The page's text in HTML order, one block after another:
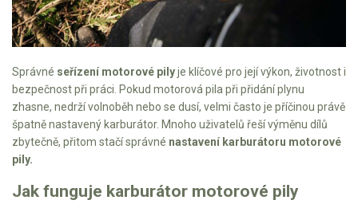
Akumulátorové sekačky
Robotické sekačky
Mulčovače
Křovinořezy a vyžínače
Benzínové křovinořezy a vyžínače
Aku křovinořezy a vyžínače
Správné seřízení motorové pilyje klíčové pro její výkon, životnost i
bezpečnost při práci. Pokud motorová pila při přidání plynu
zhasne, nedrží volnoběh nebo se dusí, velmi často je příčinou právě
špatně nastavený karburátor. Mnoho uživatelů řeší výměnu dílů
zbytečně, přitom stačí správné nastavení karburátoru motorové
pily.
Jak funguje karburátor motorové pily